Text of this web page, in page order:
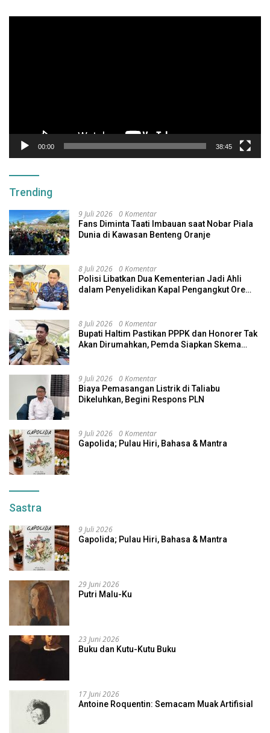
00:00 38:45
Trending
9 Juli 2026 0 Komentar
Fans Diminta Taati Imbauan saat Nobar Piala
Dunia di Kawasan Benteng Oranje
8 Juli 2026 0 Komentar
Polisi Libatkan Dua Kementerian Jadi Ahli
dalam Penyelidikan Kapal Pengangkut Ore
8 Juli 2026 0 Komentar
Bupati Haltim Pastikan PPPK dan Honorer Tak
Akan Dirumahkan, Pemda Siapkan Skema
9 Juli 2026 0 Komentar
Biaya Pemasangan Listrik di Taliabu
Dikeluhkan, Begini Respons PLN
9 Juli 2026 0 Komentar
Gapolida; Pulau Hiri, Bahasa & Mantra
Sastra
9 Juli 2026
Gapolida; Pulau Hiri, Bahasa & Mantra
29 Juni 2026
Putri Malu-Ku
23 Juni 2026
Buku dan Kutu-Kutu Buku
17 Juni 2026
Antoine Roquentin: Semacam Muak Artifisial